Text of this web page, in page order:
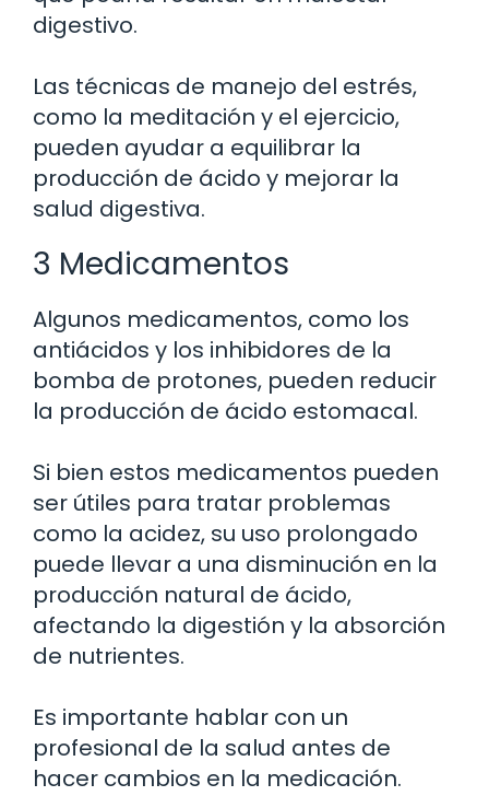
digestivo.
Las técnicas de manejo del estrés,
como la meditación y el ejercicio,
pueden ayudar a equilibrar la
producción de ácido y mejorar la
salud digestiva.
3 Medicamentos
Algunos medicamentos, como los
antiácidos y los inhibidores de la
bomba de protones, pueden reducir
la producción de ácido estomacal.
Si bien estos medicamentos pueden
ser útiles para tratar problemas
como la acidez, su uso prolongado
puede llevar a una disminución en la
producción natural de ácido,
afectando la digestión y la absorción
de nutrientes.
Es importante hablar con un
profesional de la salud antes de
hacer cambios en la medicación.